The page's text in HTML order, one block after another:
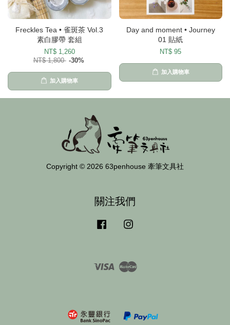
Freckles Tea • 雀斑茶 Vol.3
素白膠帶 套組
NT$ 1,260
NT$ 1,800 -30%
加入購物車
Day and moment • Journey
01 貼紙
NT$ 95
加入購物車
Copyright © 2026 63penhouse 牽筆文具社
關注我們
Facebook
Visa Master